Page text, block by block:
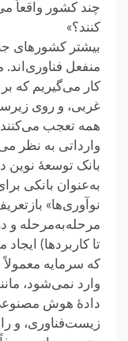
چند کشور واقعاً
کنند؟» ‏
بیشتر کشورهای
منفعل
کار می‌گیریم ‏که
غربی، و روی
همه تعجب می‌کنند
وارداتی به نظر
بانک توسعهٔ
به‌عنوان بانکی
نوآوری‌ها»
مرحله‌به‌مرحله و
تا کاربردها)
که سرمایه معمولاً
دادهٔ هوش
زیست‌فناوری، و